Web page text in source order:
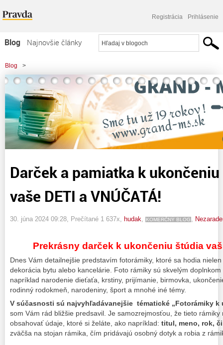
Registrácia Prihlásenie
Blog
Najnovšie články
Najčítanejšie články
Najkomentovanejšie články
Zoznam blogov
Komerčné blogy
Blog >
> Darček a pamiatka k ukončeniu štúdia. - Pre vaše DETI a VNÚČATÁ!
Darček a pamiatka k
vaše DETI a VNÚČATÁ!
30. júna 2024 09:28 , Prečítané 1 637x, hudak KOMERČNÝ BLOG
Prekrásny darček k ukončeniu štúdia
Dnes Vám detailnejšie predstavím fotorámiky, ktoré sa hodia
dekorácia bytu alebo kancelárie. Foto rámiky sú skvelým
napríklad narodenie dieťaťa, krstiny, prijímanie, birmovka,
rodinný rodokmeň, narodeniny, šport a mnohé iné témy.
V súčasnosti sú najvyhľadávanejšie tématické „Fotorámiky k
som Vám rád bližšie predsavil. Je samozrejmosťou, že tieto
obsahovať údaje, ktoré si želáte, ako napríklad: titul, meno, rok,
zväčša na stojan rámika, čím pridávajú osobný dotyk a robia z